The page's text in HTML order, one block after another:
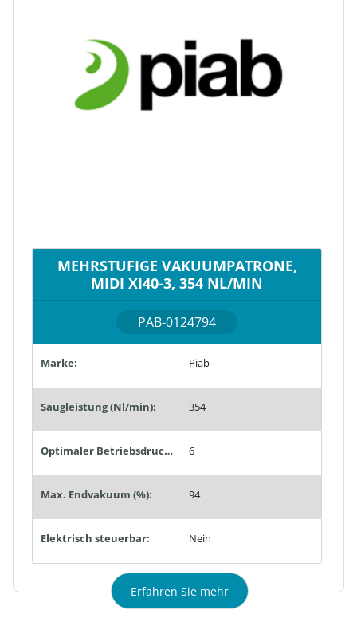
MEHRSTUFIGE VAKUUMPATRONE,
MIDI XI40-3, 354 NL/MIN
PAB-0124794
Marke: Piab
Saugleistung (Nl/min): 354
Optimaler Betriebsdruck (bar): 6
Max. Endvakuum (%): 94
Elektrisch steuerbar: Nein
Erfahren Sie mehr